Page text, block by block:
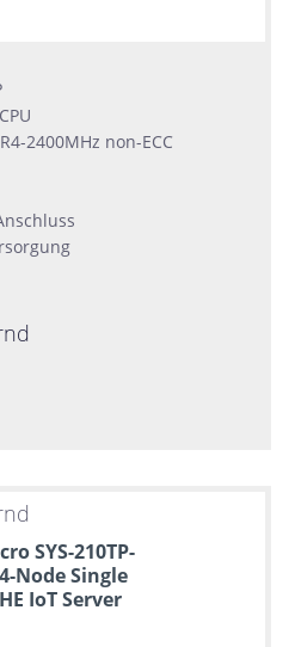
2400MHz non-ECC
SYS-210TP-
Node Single
IoT Server